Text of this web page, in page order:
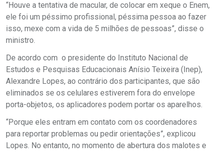
“Houve a tentativa de macular, de colocar em xeque o Enem,
ele foi um péssimo profissional, péssima pessoa ao fazer
isso, mexe com a vida de 5 milhões de pessoas”, disse o
ministro.
De acordo com o presidente do Instituto Nacional de
Estudos e Pesquisas Educacionais Anísio Teixeira (Inep),
Alexandre Lopes, ao contrário dos participantes, que são
eliminados se os celulares estiverem fora do envelope
porta-objetos, os aplicadores podem portar os aparelhos.
“Porque eles entram em contato com os coordenadores
para reportar problemas ou pedir orientações”, explicou
Lopes. No entanto, no momento de abertura dos malotes e